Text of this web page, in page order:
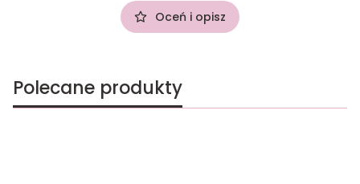
Oceń i opisz
Polecane produkty